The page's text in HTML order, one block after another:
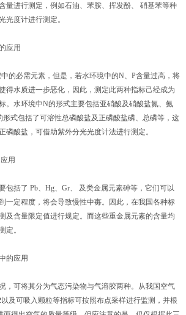
量进行测定，例如石油、苯胺、挥发酚、 硝基苯等种
光度计进行测定。
应用
的必需元素，但是，若水环境中的N、P含量过高，将
得水质进一步恶化，因此，测定此两种指标己经成为
。水环境中N的形式主要包括亚硝酸及硝酸盐氮、氨
形式包括了可溶性总磷酸盐及正磷酸盐磷、总磷等，这
磷酸盐，可借助紫外分光光度计法进行测定。
用
包括了 Pb、Hg、Gr、 及类金属元素砷等，它们可以
一定程度，将会导致慢性中毐。因此，在我国各种标
及含量限定值进行规定。而这些重金属元素的含量均
定。
的应用
，可将其分为气态污染物与气溶胶两种。从我国空气
及可吸入颗粒等指标可按照布点采样进行监测，并根